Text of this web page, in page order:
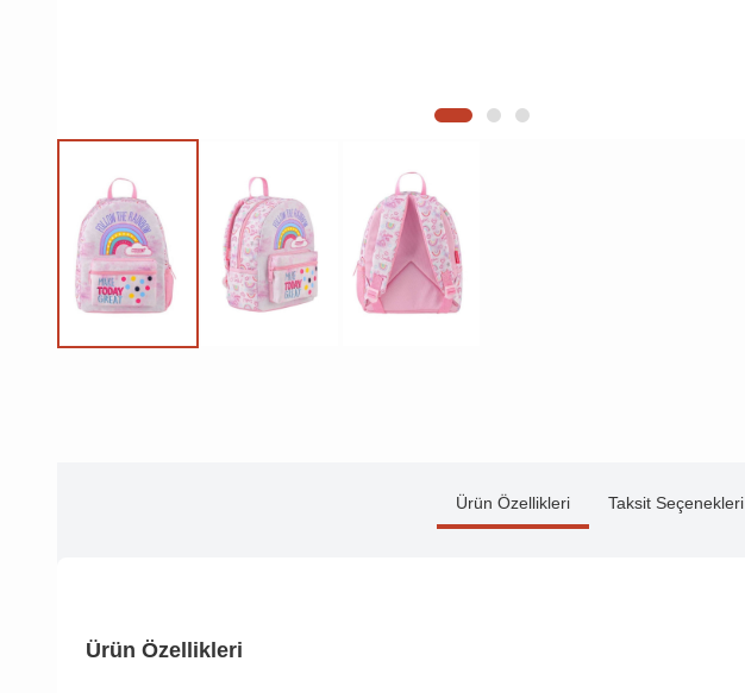
Ürün Özellikleri Taksit Seçenekleri
Ürün Özellikleri